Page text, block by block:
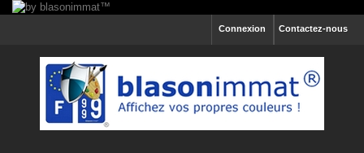
Contactez-nous
Connexion